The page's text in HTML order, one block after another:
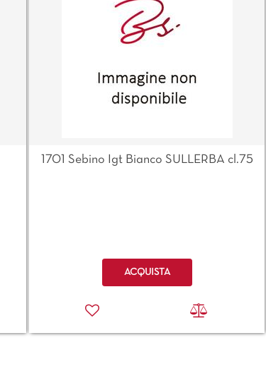
1701 Sebino Igt Bianco SULLERBA cl.75
Quantità
ACQUISTA